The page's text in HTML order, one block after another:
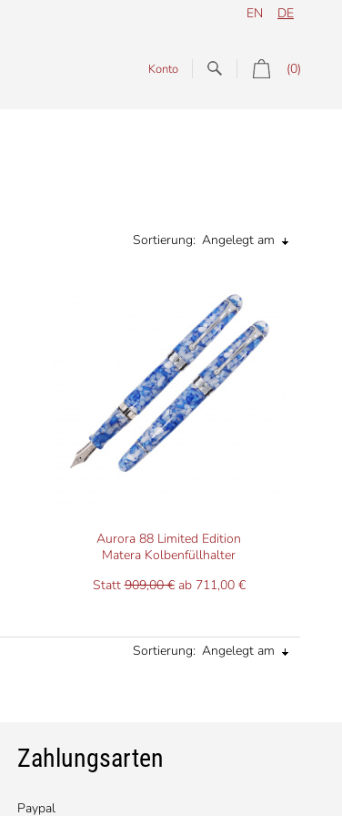
DE
EN
(0)
Konto
Sortierung: Angelegt am
Aurora 88 Limited Edition
Matera Kolbenfüllhalter
Statt909,00 € ab 711,00 €
Sortierung: Angelegt am
Zahlungsarten
Paypal